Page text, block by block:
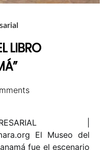
LIBRO
|
El Museo del
fue el escenario